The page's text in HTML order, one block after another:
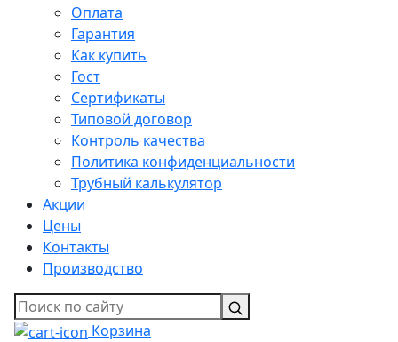
Оплата
Гарантия
Как купить
Гост
Сертификаты
Типовой договор
Контроль качества
Политика конфиденциальности
Трубный калькулятор
Акции
Цены
Контакты
Производство
Корзина